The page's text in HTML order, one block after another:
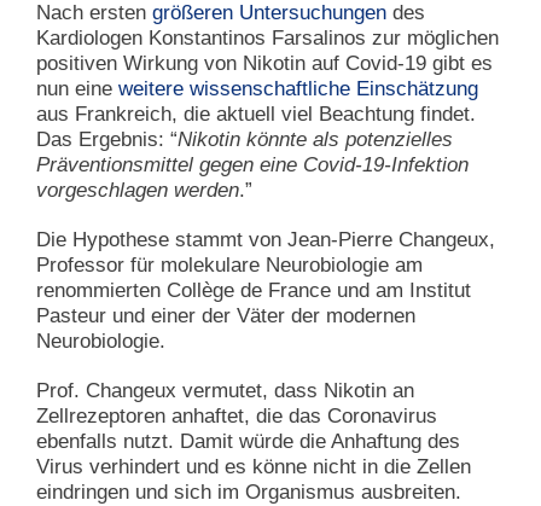
Nach ersten größeren Untersuchungen des
Kardiologen Konstantinos Farsalinos zur möglichen
positiven Wirkung von Nikotin auf Covid-19 gibt es
nun eine weitere wissenschaftliche Einschätzung
aus Frankreich, die aktuell viel Beachtung findet.
Das Ergebnis: “Nikotin könnte als potenzielles
Präventionsmittel gegen eine Covid-19-Infektion
vorgeschlagen werden.”
Die Hypothese stammt von Jean-Pierre Changeux,
Professor für molekulare Neurobiologie am
renommierten Collège de France und am Institut
Pasteur und einer der Väter der modernen
Neurobiologie.
Prof. Changeux vermutet, dass Nikotin an
Zellrezeptoren anhaftet, die das Coronavirus
ebenfalls nutzt. Damit würde die Anhaftung des
Virus verhindert und es könne nicht in die Zellen
eindringen und sich im Organismus ausbreiten.